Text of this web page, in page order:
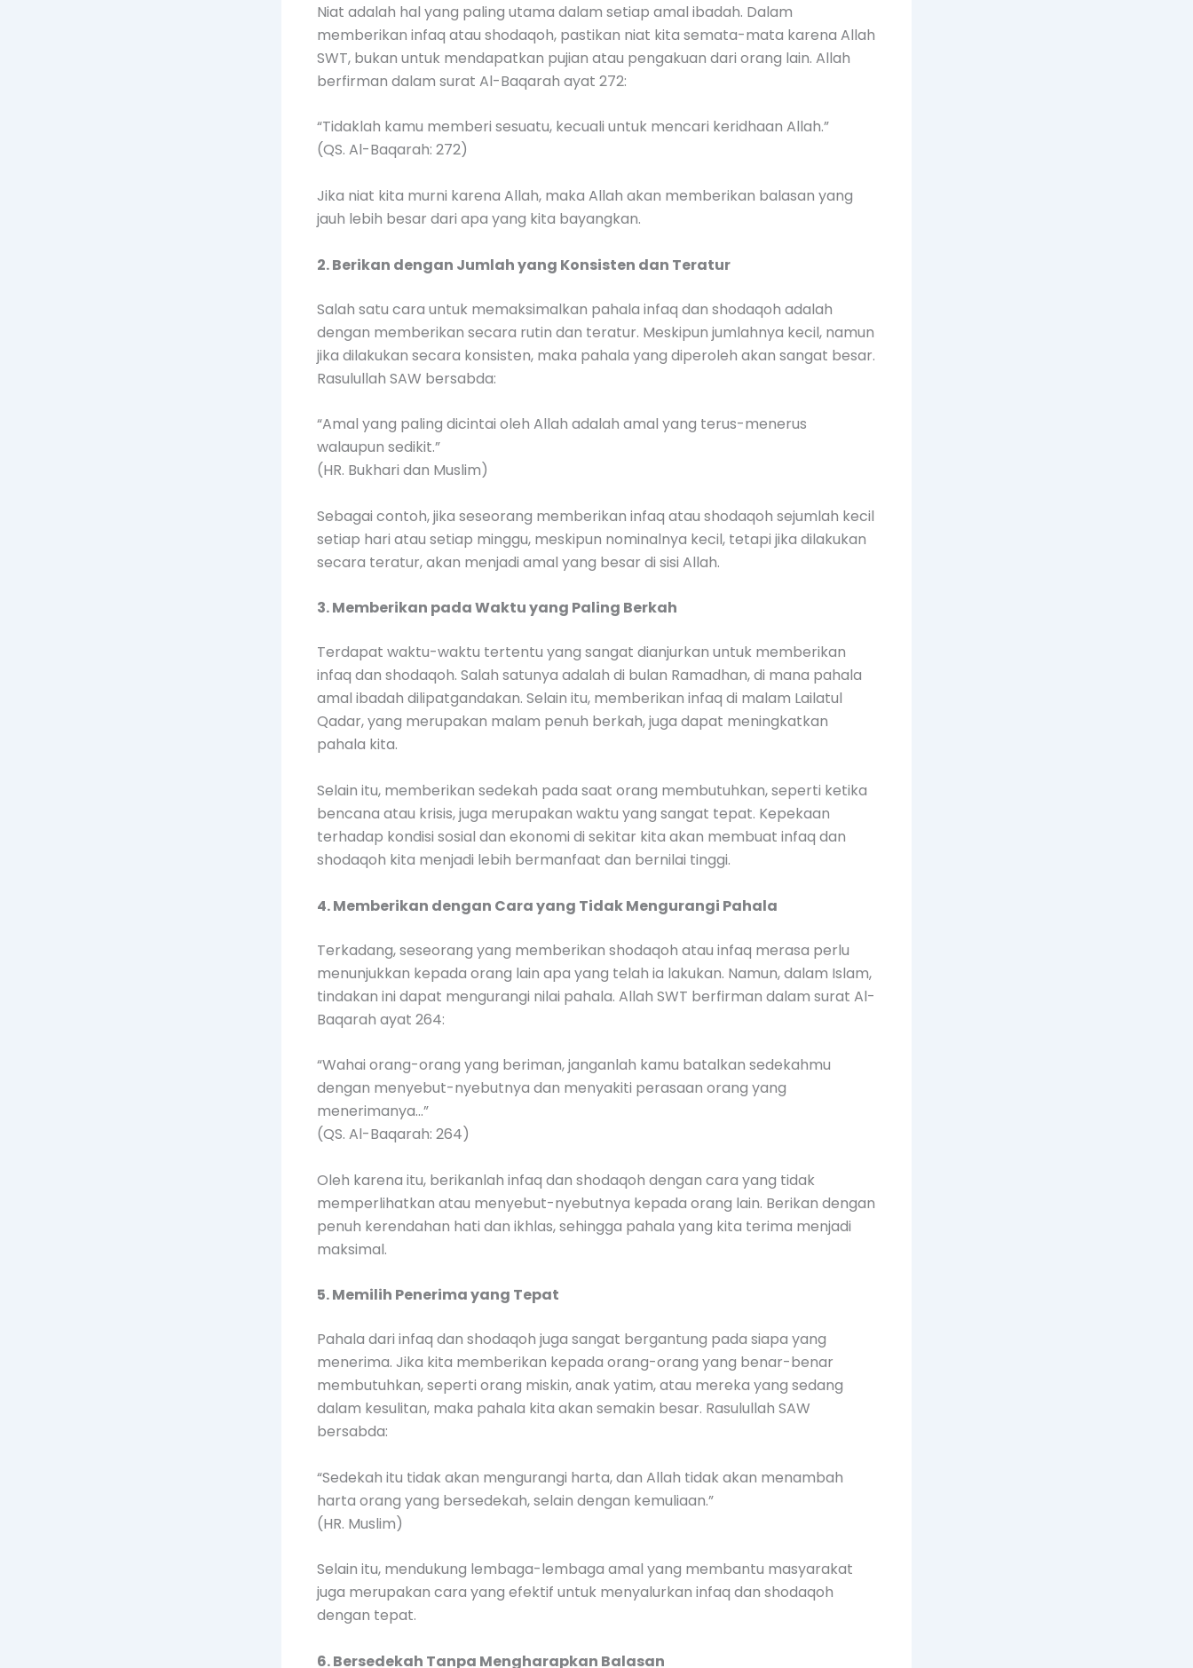
Niat adalah hal yang paling utama dalam setiap amal ibadah. Dalam
memberikan infaq atau shodaqoh, pastikan niat kita semata-mata karena Allah
SWT, bukan untuk mendapatkan pujian atau pengakuan dari orang lain. Allah
berfirman dalam surat Al-Baqarah ayat 272:
“Tidaklah kamu memberi sesuatu, kecuali untuk mencari keridhaan Allah.”
(QS. Al-Baqarah: 272)
Jika niat kita murni karena Allah, maka Allah akan memberikan balasan yang
jauh lebih besar dari apa yang kita bayangkan.
2. Berikan dengan Jumlah yang Konsisten dan Teratur
Salah satu cara untuk memaksimalkan pahala infaq dan shodaqoh adalah
dengan memberikan secara rutin dan teratur. Meskipun jumlahnya kecil, namun
jika dilakukan secara konsisten, maka pahala yang diperoleh akan sangat besar.
Rasulullah SAW bersabda:
“Amal yang paling dicintai oleh Allah adalah amal yang terus-menerus
walaupun sedikit.”
(HR. Bukhari dan Muslim)
Sebagai contoh, jika seseorang memberikan infaq atau shodaqoh sejumlah kecil
setiap hari atau setiap minggu, meskipun nominalnya kecil, tetapi jika dilakukan
secara teratur, akan menjadi amal yang besar di sisi Allah.
3. Memberikan pada Waktu yang Paling Berkah
Terdapat waktu-waktu tertentu yang sangat dianjurkan untuk memberikan
infaq dan shodaqoh. Salah satunya adalah di bulan Ramadhan, di mana pahala
amal ibadah dilipatgandakan. Selain itu, memberikan infaq di malam Lailatul
Qadar, yang merupakan malam penuh berkah, juga dapat meningkatkan
pahala kita.
Selain itu, memberikan sedekah pada saat orang membutuhkan, seperti ketika
bencana atau krisis, juga merupakan waktu yang sangat tepat. Kepekaan
terhadap kondisi sosial dan ekonomi di sekitar kita akan membuat infaq dan
shodaqoh kita menjadi lebih bermanfaat dan bernilai tinggi.
4. Memberikan dengan Cara yang Tidak Mengurangi Pahala
Terkadang, seseorang yang memberikan shodaqoh atau infaq merasa perlu
menunjukkan kepada orang lain apa yang telah ia lakukan. Namun, dalam Islam,
tindakan ini dapat mengurangi nilai pahala. Allah SWT berfirman dalam surat Al-
Baqarah ayat 264:
“Wahai orang-orang yang beriman, janganlah kamu batalkan sedekahmu
dengan menyebut-nyebutnya dan menyakiti perasaan orang yang
menerimanya…”
(QS. Al-Baqarah: 264)
Oleh karena itu, berikanlah infaq dan shodaqoh dengan cara yang tidak
memperlihatkan atau menyebut-nyebutnya kepada orang lain. Berikan dengan
penuh kerendahan hati dan ikhlas, sehingga pahala yang kita terima menjadi
maksimal.
5. Memilih Penerima yang Tepat
Pahala dari infaq dan shodaqoh juga sangat bergantung pada siapa yang
menerima. Jika kita memberikan kepada orang-orang yang benar-benar
membutuhkan, seperti orang miskin, anak yatim, atau mereka yang sedang
dalam kesulitan, maka pahala kita akan semakin besar. Rasulullah SAW
bersabda:
“Sedekah itu tidak akan mengurangi harta, dan Allah tidak akan menambah
harta orang yang bersedekah, selain dengan kemuliaan.”
(HR. Muslim)
Selain itu, mendukung lembaga-lembaga amal yang membantu masyarakat
juga merupakan cara yang efektif untuk menyalurkan infaq dan shodaqoh
dengan tepat.
6. Bersedekah Tanpa Mengharapkan Balasan